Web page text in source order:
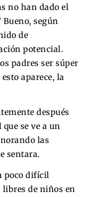
no han dado el
según
de
potencial.
padres ser súper
aparece, la
después
se ve a un
las
sentara.
poco difícil
de niños en